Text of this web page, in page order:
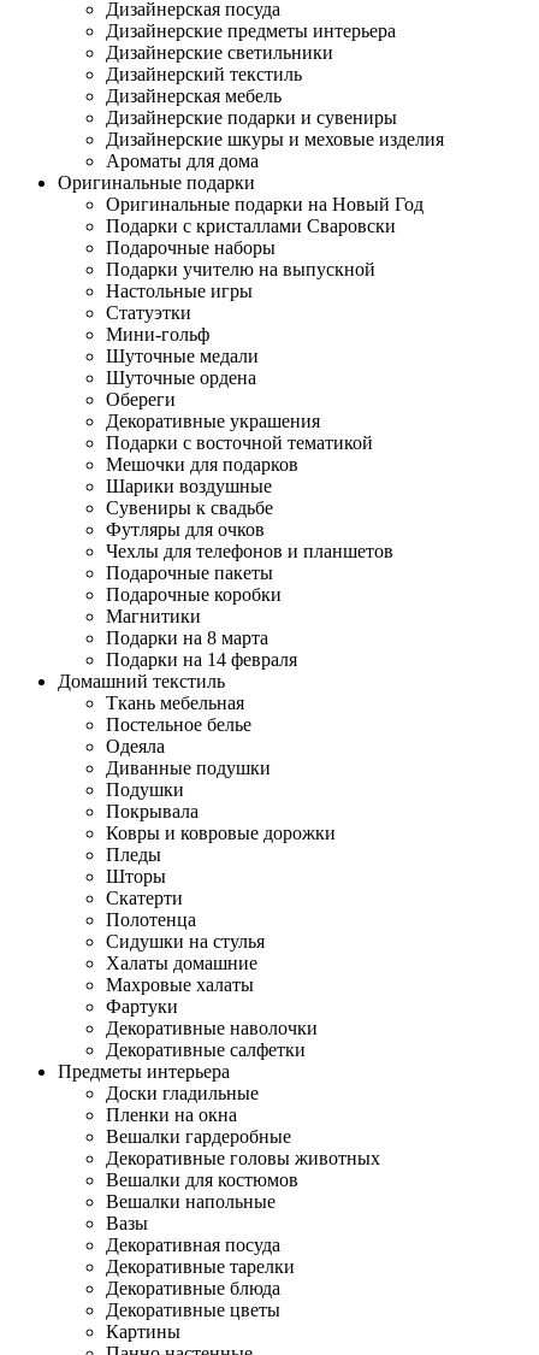
Дизайнерская посуда
Дизайнерские предметы интерьера
Дизайнерские светильники
Дизайнерский текстиль
Дизайнерская мебель
Дизайнерские подарки и сувениры
Дизайнерские шкуры и меховые изделия
Ароматы для дома
Оригинальные подарки
Оригинальные подарки на Новый Год
Подарки с кристаллами Сваровски
Подарочные наборы
Подарки учителю на выпускной
Настольные игры
Статуэтки
Мини-гольф
Шуточные медали
Шуточные ордена
Обереги
Декоративные украшения
Подарки с восточной тематикой
Мешочки для подарков
Шарики воздушные
Сувениры к свадьбе
Футляры для очков
Чехлы для телефонов и планшетов
Подарочные пакеты
Подарочные коробки
Магнитики
Подарки на 8 марта
Подарки на 14 февраля
Домашний текстиль
Ткань мебельная
Постельное белье
Одеяла
Диванные подушки
Подушки
Покрывала
Ковры и ковровые дорожки
Пледы
Шторы
Скатерти
Полотенца
Сидушки на стулья
Халаты домашние
Махровые халаты
Фартуки
Декоративные наволочки
Декоративные салфетки
Предметы интерьера
Доски гладильные
Пленки на окна
Вешалки гардеробные
Декоративные головы животных
Вешалки для костюмов
Вешалки напольные
Вазы
Декоративная посуда
Декоративные тарелки
Декоративные блюда
Декоративные цветы
Картины